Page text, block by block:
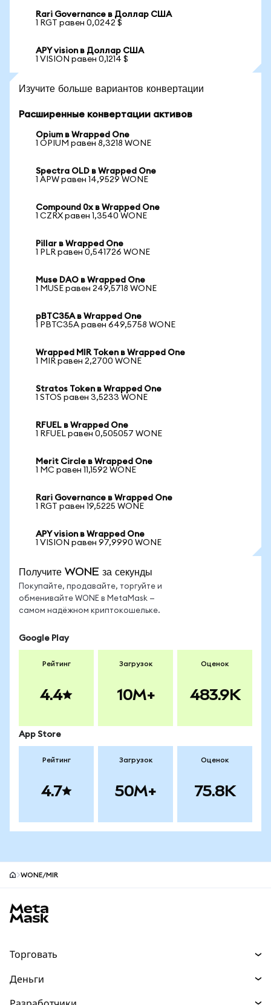
Rari Governance в Доллар США
1 RGT равен 0,0242 $
APY vision в Доллар США
1 VISION равен 0,1214 $
Изучите больше вариантов конвертации
Расширенные конвертации активов
Opium в Wrapped One
1 OPIUM равен 8,3218 WONE
Spectra OLD в Wrapped One
1 APW равен 14,9529 WONE
Compound 0x в Wrapped One
1 CZRX равен 1,3540 WONE
Pillar в Wrapped One
1 PLR равен 0,541726 WONE
Muse DAO в Wrapped One
1 MUSE равен 249,5718 WONE
pBTC35A в Wrapped One
1 PBTC35A равен 649,5758 WONE
Wrapped MIR Token в Wrapped One
1 MIR равен 2,2700 WONE
Stratos Token в Wrapped One
1 STOS равен 3,5233 WONE
RFUEL в Wrapped One
1 RFUEL равен 0,505057 WONE
Merit Circle в Wrapped One
1 MC равен 11,1592 WONE
Rari Governance в Wrapped One
1 RGT равен 19,5225 WONE
APY vision в Wrapped One
1 VISION равен 97,9990 WONE
Получите WONE за секунды
Покупайте, продавайте, торгуйте и
обменивайте WONE в MetaMask —
самом надёжном криптокошельке.
Google Play
Рейтинг
4.4
Загрузок
10M+
Оценок
483.9K
App Store
Рейтинг
4.7
Загрузок
50M+
Оценок
75.8K
WONE/MIR
Торговать
Деньги